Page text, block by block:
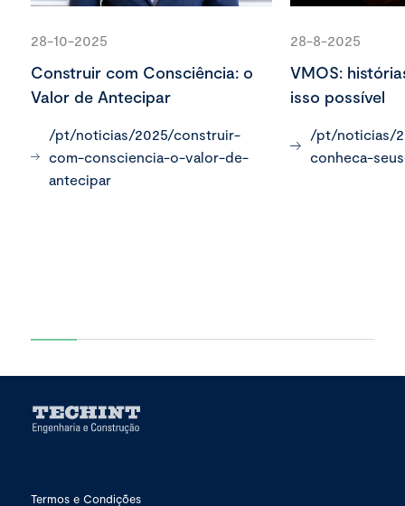
28-10-2025
Construir com Consciência: o
Valor de Antecipar
/pt/noticias/2025/construir-
com-consciencia-o-valor-de-
antecipar
28-8-2025
VMOS:
isso possível
/pt/noticias/
conheca-
Termos e Condições